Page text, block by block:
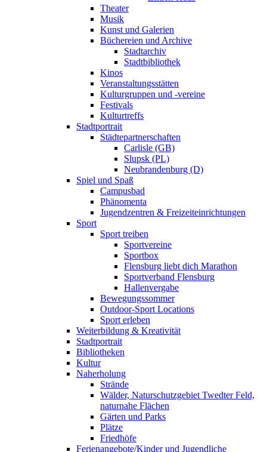
Theater
Musik
Kunst und Galerien
Büchereien und Archive
Stadtarchiv
Stadtbibliothek
Kinos
Veranstaltungsstätten
Kulturgruppen und -vereine
Festivals
Kulturtreffs
Stadtportrait
Städtepartnerschaften
Carlisle (GB)
Slupsk (PL)
Neubrandenburg (D)
Spiel und Spaß
Campusbad
Phänomenta
Jugendzentren & Freizeiteinrichtungen
Sport
Sport treiben
Sportvereine
Sportbox
Flensburg liebt dich Marathon
Sportverband Flensburg
Hallenvergabe
Bewegungssommer
Outdoor-Sport Locations
Sport erleben
Weiterbildung & Kreativität
Stadtportrait
Bibliotheken
Kultur
Naherholung
Strände
Wälder, Naturschutzgebiet Twedter Feld,
naturnahe Flächen
Gärten und Parks
Plätze
Friedhöfe
Ferienangebote/Kinder und Jugendliche